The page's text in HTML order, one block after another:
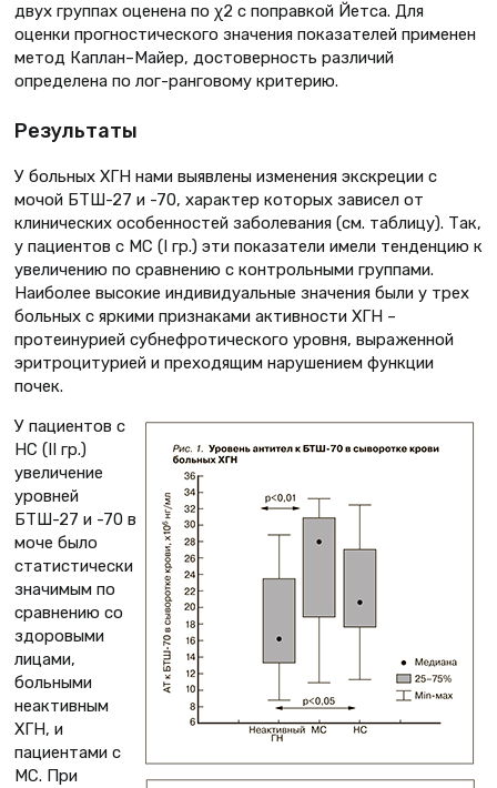
двух группах оценена по χ2 с поправкой Йетса. Для
оценки прогностического значения показателей применен
метод Каплан–Майер, достоверность различий
определена по лог-ранговому критерию.
Результаты
У больных ХГН нами выявлены изменения экскреции с
мочой БТШ-27 и -70, характер которых зависел от
клинических особенностей заболевания (см. таблицу). Так,
у пациентов с МС (I гр.) эти показатели имели тенденцию к
увеличению по сравнению с контрольными группами.
Наиболее высокие индивидуальные значения были у трех
больных с яркими признаками активности ХГН –
протеинурией субнефротического уровня, выраженной
эритроцитурией и преходящим нарушением функции
почек.
У пациентов с
НС (II гр.)
увеличение
уровней
БТШ-27 и -70 в
моче было
статистически
значимым по
сравнению со
здоровыми
лицами,
больными
неактивным
ХГН, и
пациентами с
МС. При